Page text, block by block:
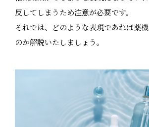
反してしまうため注意が必要です。
それでは、どのような表現であれば薬
のか解説いたしましょう。